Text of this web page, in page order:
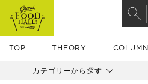
TOP THEORY COLUMN
カテゴリーから探す